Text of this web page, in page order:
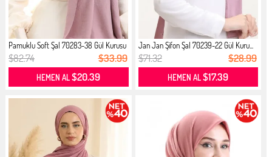
Pamuklu Soft Şal 70283-38 Gül Kurusu
$82.74 $33.99
HEMEN AL$20.39
Jan Jan Şifon Şal 70239-22 Gül Kuru...
$71.32 $28.99
HEMEN AL$17.39